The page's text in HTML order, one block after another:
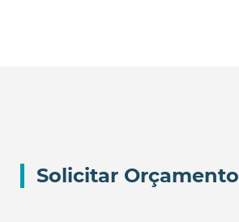
Solicitar Orçamento